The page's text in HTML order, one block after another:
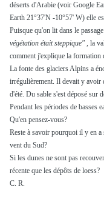
déserts d'Arabie (voir Google
Earth 21°37'N -10°57' W) elle
Puisque qu'on lit dans le
végétation était steppique" , la
comment j'explique la formation
La fonte des glaciers Alpins a
irrégulièrement. Il devait y avoir
d'été. Du sable s'est déposé sur
Pendant les périodes de basses
Qu'en pensez-vous?
Reste à savoir pourquoi il y en
vent du Sud?
Si les dunes ne sont pas
récente que les dépôts de loess?
C. R.